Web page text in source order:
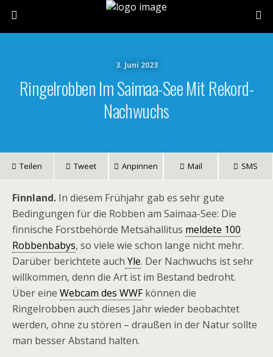
3. Juni 2023
Ringelrobben Im Saimaa-See Mit Rekord-
Nachwuchs
Teilen Tweet Anpinnen Mail SMS
Finnland. In diesem Frühjahr gab es sehr gute
Bedingungen für die Robben am Saimaa-See: Die
finnische Forstbehörde Metsähallitus meldete 100
Robbenbabys, so viele wie schon lange nicht mehr.
Darüber berichtete auch Yle. Der Nachwuchs ist sehr
willkommen, denn die Art ist im Bestand bedroht.
Über eine Webcam des WWFkönnen die
Ringelrobben auch dieses Jahr wieder beobachtet
werden, ohne zu stören – draußen in der Natur sollte
man besser Abstand halten.